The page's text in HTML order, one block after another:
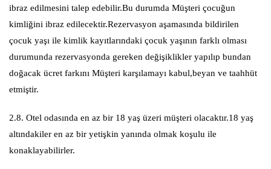
ibraz edilmesini talep edebilir.Bu durumda Müşteri çocuğun
kimliğini ibraz edilecektir.Rezervasyon aşamasında bildirilen
çocuk yaşı ile kimlik kayıtlarındaki çocuk yaşının farklı olması
durumunda rezervasyonda gereken değişiklikler yapılıp bundan
doğacak ücret farkını Müşteri karşılamayı kabul,beyan ve taahhüt
etmiştir.
2.8. Otel odasında en az bir 18 yaş üzeri müşteri olacaktır.18 yaş
altındakiler en az bir yetişkin yanında olmak koşulu ile
konaklayabilirler.